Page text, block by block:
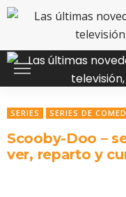
SERIES SERIES DE
Scooby-Doo –
ver, reparto y